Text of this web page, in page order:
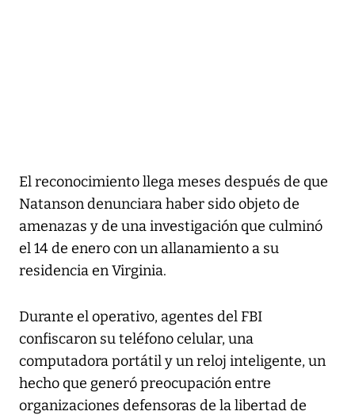
El reconocimiento llega meses después de que
Natanson denunciara haber sido objeto de
amenazas y de una investigación que culminó
el 14 de enero con un allanamiento a su
residencia en Virginia.
Durante el operativo, agentes del FBI
confiscaron su teléfono celular, una
computadora portátil y un reloj inteligente, un
hecho que generó preocupación entre
organizaciones defensoras de la libertad de